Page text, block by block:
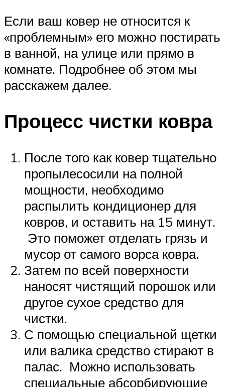
Если ваш ковер не относится к
«проблемным» его можно постирать
в ванной, на улице или прямо в
комнате. Подробнее об этом мы
расскажем далее.
Процесс чистки ковра
После того как ковер тщательно
пропылесосили на полной
мощности, необходимо
распылить кондиционер для
ковров, и оставить на 15 минут.
Это поможет отделать грязь и
мусор от самого ворса ковра.
Затем по всей поверхности
наносят чистящий порошок или
другое сухое средство для
чистки.
С помощью специальной щетки
или валика средство стирают в
палас. Можно использовать
специальные абсорбирующие